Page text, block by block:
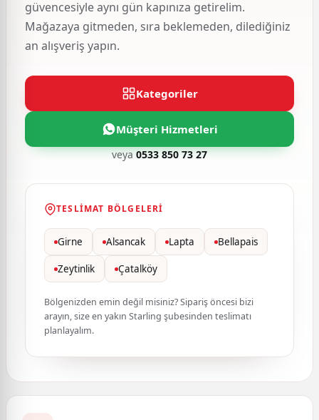
güvencesiyle aynı gün kapınıza getirelim.
Mağazaya gitmeden, sıra beklemeden, dilediğiniz
an alışveriş yapın.
Kategoriler
Müşteri Hizmetleri
veya0533 850 73 27
TESLIMAT BÖLGELERI
Girne Alsancak Lapta Bellapais
Zeytinlik Çatalköy
Bölgenizden emin değil misiniz? Sipariş öncesi bizi
arayın, size en yakın Starling şubesinden teslimatı
planlayalım.